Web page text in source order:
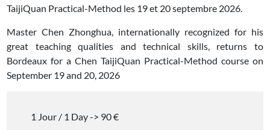
TaijiQuan Practical-Method les 19 et 20 septembre 2026.
Master Chen Zhonghua, internationally recognized for his
great teaching qualities and technical skills, returns to
Bordeaux for a Chen TaijiQuan Practical-Method course on
September 19 and 20, 2026
1 Jour / 1 Day -> 90 €